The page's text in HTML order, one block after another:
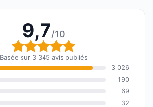
9,7/10
Note globale : 9,7 sur
Basée sur 3 345 avis publiés
3 026
190
69
32